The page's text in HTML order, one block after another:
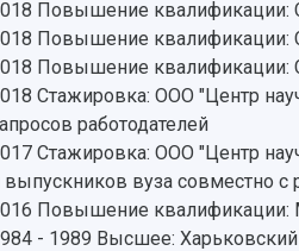
Повышение квалификации:
Повышение квалификации:
Повышение квалификации:
Стажировка: ООО "Центр
работодателей
Стажировка: ООО "Центр
выпускников вуза совместно с
Повышение квалификации:
- 1989 Высшее: